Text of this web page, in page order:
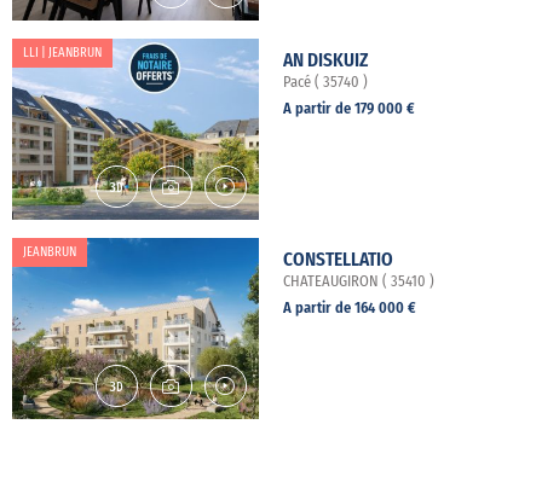
LLI | JEANBRUN AN DISKUIZ
Pacé ( 35740 )
A partir de 179 000 €
JEANBRUN CONSTELLATIO
CHATEAUGIRON ( 35410 )
A partir de 164 000 €